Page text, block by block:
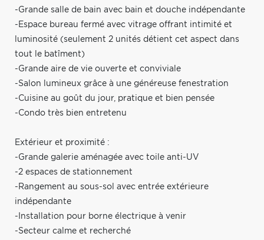
-Grande salle de bain avec bain et douche indépendante
-Espace bureau fermé avec vitrage offrant intimité et
luminosité (seulement 2 unités détient cet aspect dans
tout le batîment)
-Grande aire de vie ouverte et conviviale
-Salon lumineux grâce à une généreuse fenestration
-Cuisine au goût du jour, pratique et bien pensée
-Condo très bien entretenu
Extérieur et proximité :
-Grande galerie aménagée avec toile anti-UV
-2 espaces de stationnement
-Rangement au sous-sol avec entrée extérieure
indépendante
-Installation pour borne électrique à venir
-Secteur calme et recherché